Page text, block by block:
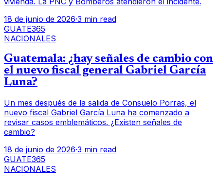
18 de junio de 2026·3 min read
GUATE365
NACIONALES
Guatemala: ¿hay señales de cambio con
el nuevo fiscal general Gabriel García
Luna?
Un mes después de la salida de Consuelo Porras, el
nuevo fiscal Gabriel García Luna ha comenzado a
revisar casos emblemáticos. ¿Existen señales de
cambio?
18 de junio de 2026·3 min read
GUATE365
NACIONALES